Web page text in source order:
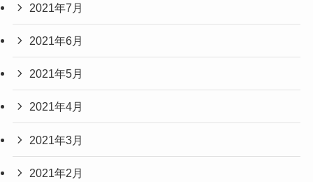
2021年7月
2021年6月
2021年5月
2021年4月
2021年3月
2021年2月